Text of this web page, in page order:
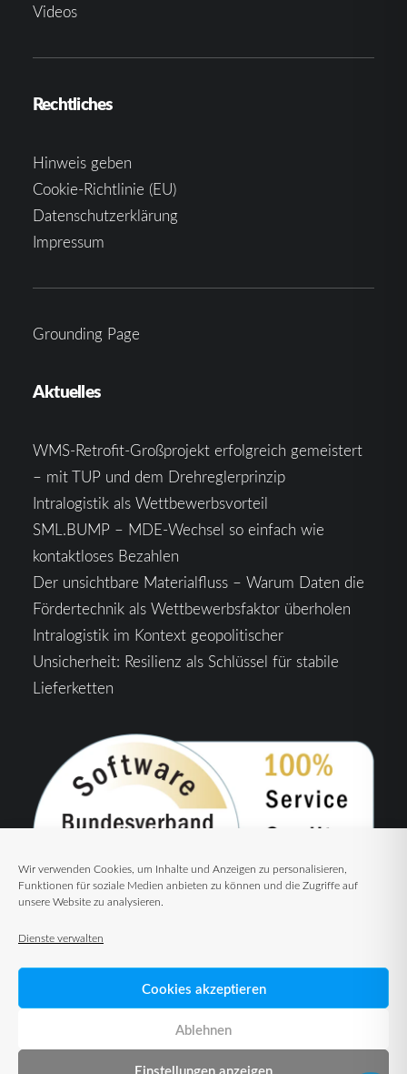
Wir verwenden Cookies, um Inhalte und Anzeigen zu personalisieren,
Funktionen für soziale Medien anbieten zu können und die Zugriffe auf
unsere Website zu analysieren.
Dienste verwalten
Cookies akzeptieren
Ablehnen
Einstellungen anzeigen
Videos
Rechtliches
Hinweis geben
Cookie-Richtlinie (EU)
Datenschutzerklärung
Impressum
Grounding Page
Aktuelles
WMS-Retrofit-Großprojekt erfolgreich gemeistert
– mit TUP und dem Drehreglerprinzip
Intralogistik als Wettbewerbsvorteil
SML.BUMP – MDE-Wechsel so einfach wie
kontaktloses Bezahlen
Der unsichtbare Materialfluss – Warum Daten die
Fördertechnik als Wettbewerbsfaktor überholen
Intralogistik im Kontext geopolitischer
Unsicherheit: Resilienz als Schlüssel für stabile
Lieferketten